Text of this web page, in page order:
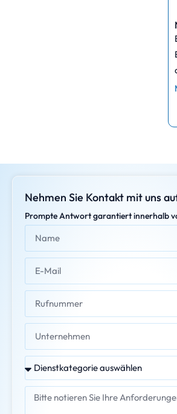
Nehmen Sie Kontakt mit uns
Prompte Antwort garantiert innerhalb